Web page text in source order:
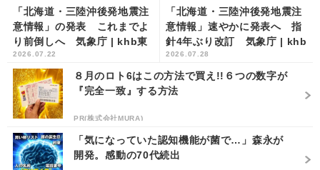
「北海道・三陸沖後発地震注
意情報」の発表 これまでよ
り前倒しへ 気象庁 | khb東
日本放送
2026.07.22
「北海道・三陸沖後発地震注
意情報」速やかに発表へ 指
針4年ぶり改訂 気象庁 | khb
東日本放送
2026.07.28
８月のロト6はこの方法で買え!!６つの数字が
『完全一致』する方法
PR(株式会社MURA)
「気になっていた認知機能が菌で…」森永が
開発。感動の70代続出